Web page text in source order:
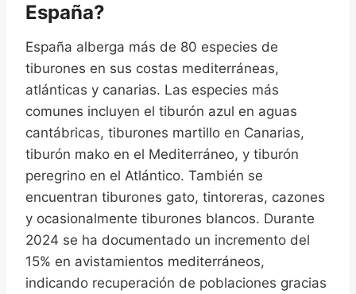
España?
España alberga más de 80 especies de
tiburones en sus costas mediterráneas,
atlánticas y canarias. Las especies más
comunes incluyen el tiburón azul en aguas
cantábricas, tiburones martillo en Canarias,
tiburón mako en el Mediterráneo, y tiburón
peregrino en el Atlántico. También se
encuentran tiburones gato, tintoreras, cazones
y ocasionalmente tiburones blancos. Durante
2024 se ha documentado un incremento del
15% en avistamientos mediterráneos,
indicando recuperación de poblaciones gracias